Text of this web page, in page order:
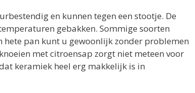
en kunnen tegen een stootje. De
gebakken. Sommige soorten
hete pan kunt u gewoonlijk zonder problemen
met citroensap zorgt niet meteen voor
keramiek heel erg makkelijk is in